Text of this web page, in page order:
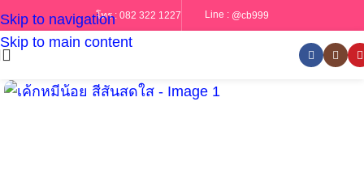
Skip to navigation
Skip to main content
โทร : 082 322 1227 Line : @cb999